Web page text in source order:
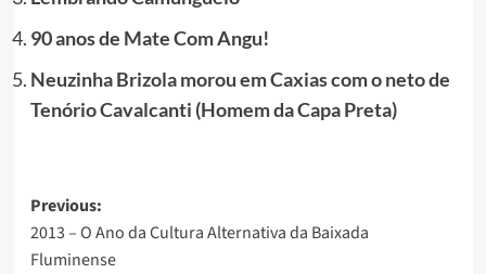
90 anos de Mate Com Angu!
Neuzinha Brizola morou em Caxias com o neto de
Tenório Cavalcanti (Homem da Capa Preta)
Post
navigation
Previous:
2013 – O Ano da Cultura Alternativa da Baixada
Fluminense